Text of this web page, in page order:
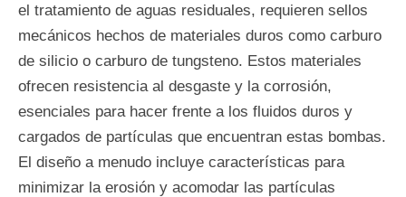
el tratamiento de aguas residuales, requieren sellos
mecánicos hechos de materiales duros como carburo
de silicio o carburo de tungsteno. Estos materiales
ofrecen resistencia al desgaste y la corrosión,
esenciales para hacer frente a los fluidos duros y
cargados de partículas que encuentran estas bombas.
El diseño a menudo incluye características para
minimizar la erosión y acomodar las partículas